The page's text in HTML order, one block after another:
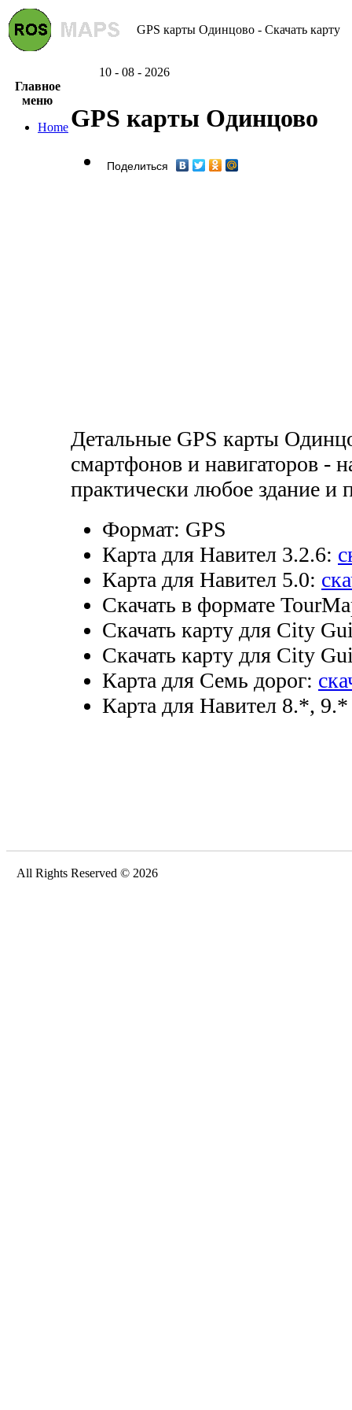
GPS карты Одинцово - Скачать карту
10 - 08 - 2026
Главное
меню
Home GPS карты Одинцово
Поделиться
Детальные GPS карты
смартфонов и навигаторов -
практически любое здание
Формат: GPS
Карта для Навител 3.2.6:
Карта для Навител 5.0:
Скачать в формате
Скачать карту для City
Скачать карту для City
Карта для Семь дорог:
Карта для Навител 8.*,
All Rights Reserved © 2026